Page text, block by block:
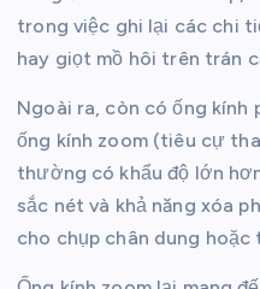
trong việc ghi lại các chi
hay giọt mồ hôi trên trán
Ngoài ra, còn có ống kính
ống kính zoom (tiêu cự
thường có khẩu độ lớn
sắc nét và khả năng xóa
cho chụp chân dung